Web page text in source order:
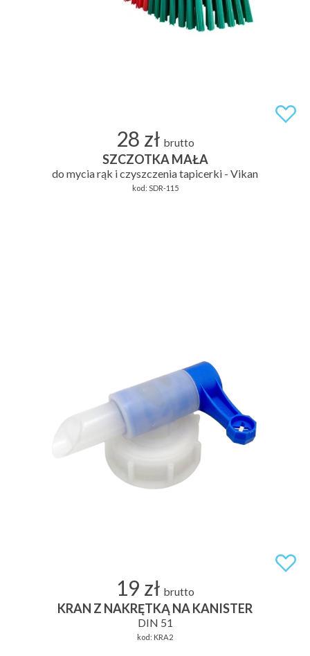
28 zł brutto
SZCZOTKA MAŁA
do mycia rąk i czyszczenia tapicerki - Vikan
kod: SDR-115
19 zł brutto
KRAN Z NAKRĘTKĄ NA KANISTER
DIN 51
kod: KRA2